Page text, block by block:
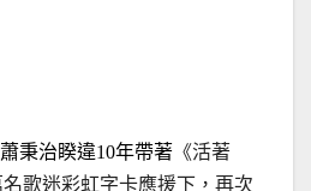
秉治睽違10年帶著 《活著
歌迷彩虹字卡應援下，再次